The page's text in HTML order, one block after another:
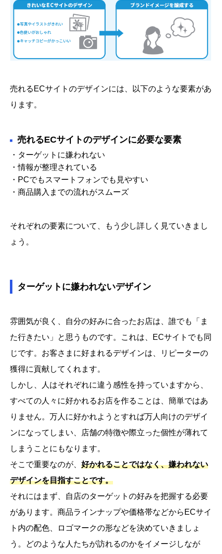
売れるECサイトのデザインには、以下のような要素があ
ります。
売れるECサイトのデザインに必要な要素
・ターゲットに嫌われない
・情報が整理されている
・PCでもスマートフォンでも見やすい
・商品購入までの流れがスムーズ
それぞれの要素について、もう少し詳しく見ていきまし
ょう。
ターゲットに嫌われないデザイン
雰囲気が良く、自分の好みに合ったお店は、誰でも「ま
た行きたい」と思うものです。これは、ECサイトでも同
じです。お客さまに好まれるデザインは、リピーターの
獲得に貢献してくれます。
しかし、人はそれぞれに違う感性を持っていますから、
すべての人々に好かれるお店を作ることは、簡単ではあ
りません。万人に好かれようとすれば万人向けのデザイ
ンになってしまい、店舗の特徴や際立った個性が薄れて
しまうことにもなります。
そこで重要なのが、 好かれることではなく、嫌われない
デザインを目指すことです。
それにはまず、自店のターゲットの好みを把握する必要
があります。商品ラインナップや価格帯などからECサイ
ト内の配色、ロゴマークの形などを決めていきましょ
う。どのような人たちが訪れるのかをイメージしなが